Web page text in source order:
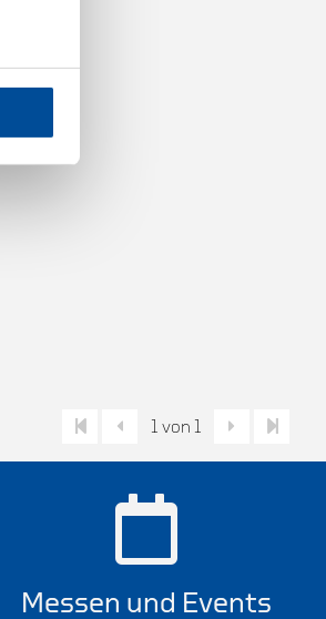
1 von 1
Messen und Events